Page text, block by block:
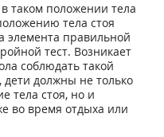
таком положении тела
тела стоя
правильной
тест. Возникает
соблюдать такой
дети должны не только
тела стоя, но и
во время отдыха или